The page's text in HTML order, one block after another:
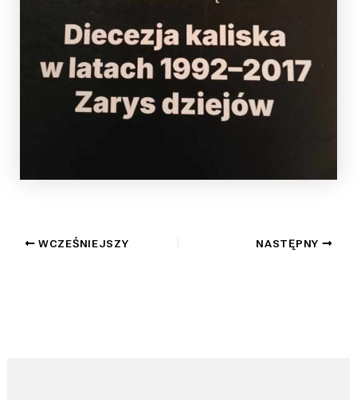
WCZEŚNIEJSZY NASTĘPNY